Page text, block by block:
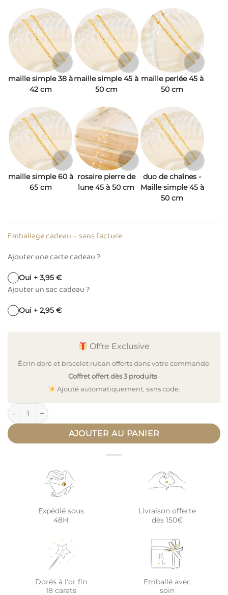
maille simple 38 à
42 cm
maille simple 45 à
50 cm
maille perlée 45 à
50 cm
maille simple 60 à
65 cm
rosaire pierre de
lune 45 à 50 cm
duo de chaînes -
Maille simple 45 à
50 cm
Emballage cadeau – sans facture
Ajouter une carte cadeau ?
Oui + 3,95 €
Ajouter un sac cadeau ?
Oui + 2,95 €
Offre Exclusive
Écrin doré et bracelet ruban offerts dans votre commande.
Coffret offert dès 3 produits·
Ajouté automatiquement, sans code.
quantité de Collier amulette fiole de verre INTUITION
AJOUTER AU PANIER
Expédié sous
48H
Livraison offerte
dès 150€
Dorés à l'or fin
18 carats
Emballé avec
soin